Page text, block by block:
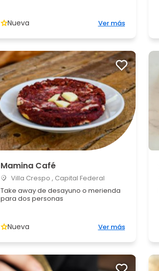
Nueva Ver más
Mamina Café
Villa Crespo , Capital Federal
Take away de desayuno o merienda
para dos personas
Nueva Ver más